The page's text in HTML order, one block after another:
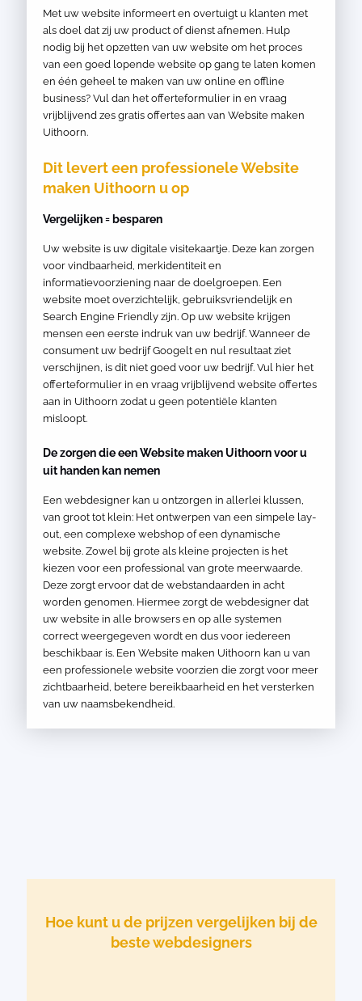
Met uw website informeert en overtuigt u klanten met
als doel dat zij uw product of dienst afnemen. Hulp
nodig bij het opzetten van uw website om het proces
van een goed lopende website op gang te laten komen
en één geheel te maken van uw online en offline
business? Vul dan het offerteformulier in en vraag
vrijblijvend zes gratis offertes aan van Website maken
Uithoorn.
Dit levert een professionele Website
maken Uithoorn u op
Vergelijken = besparen
Uw website is uw digitale visitekaartje. Deze kan zorgen
voor vindbaarheid, merkidentiteit en
informatievoorziening naar de doelgroepen. Een
website moet overzichtelijk, gebruiksvriendelijk en
Search Engine Friendly zijn. Op uw website krijgen
mensen een eerste indruk van uw bedrijf. Wanneer de
consument uw bedrijf Googelt en nul resultaat ziet
verschijnen, is dit niet goed voor uw bedrijf. Vul hier het
offerteformulier in en vraag vrijblijvend website offertes
aan in Uithoorn zodat u geen potentiële klanten
misloopt.
De zorgen die een Website maken Uithoorn voor u
uit handen kan nemen
Een webdesigner kan u ontzorgen in allerlei klussen,
van groot tot klein: Het ontwerpen van een simpele lay-
out, een complexe webshop of een dynamische
website. Zowel bij grote als kleine projecten is het
kiezen voor een professional van grote meerwaarde.
Deze zorgt ervoor dat de webstandaarden in acht
worden genomen. Hiermee zorgt de webdesigner dat
uw website in alle browsers en op alle systemen
correct weergegeven wordt en dus voor iedereen
beschikbaar is. Een Website maken Uithoorn kan u van
een professionele website voorzien die zorgt voor meer
zichtbaarheid, betere bereikbaarheid en het versterken
van uw naamsbekendheid.
Hoe kunt u de prijzen vergelijken bij de
beste webdesigners